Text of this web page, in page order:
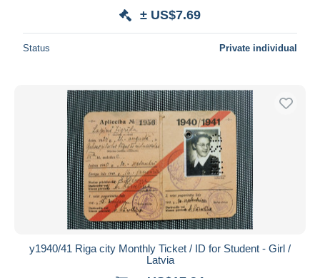
± US$7.69
Status Private individual
y1940/41 Riga city Monthly Ticket / ID for Student - Girl /
Latvia